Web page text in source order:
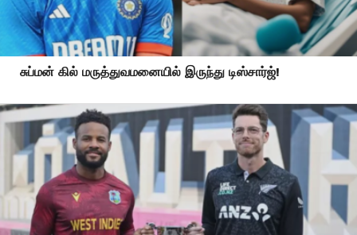
சுப்மன் கில் மருத்துவமனையில் இருந்து டிஸ்சார்ஜ்!